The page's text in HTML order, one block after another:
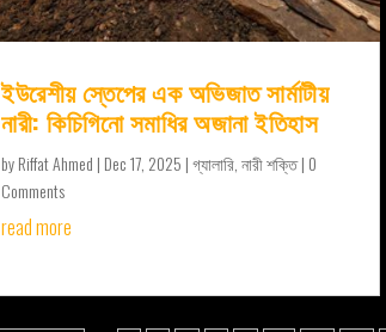
ইউরেশীয় স্তেপের এক অভিজাত সার্মাটীয়
নারী: কিচিগিনো সমাধির অজানা ইতিহাস
byRiffat Ahmed | Dec 17, 2025 |গ্যালারি,নারী শক্তি| 0
Comments
read more